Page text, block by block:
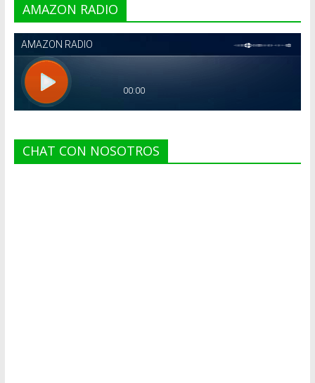
AMAZON RADIO
CHAT CON NOSOTROS